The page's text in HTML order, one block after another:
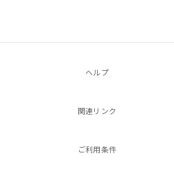
ヘルプ
関連リンク
ご利用条件